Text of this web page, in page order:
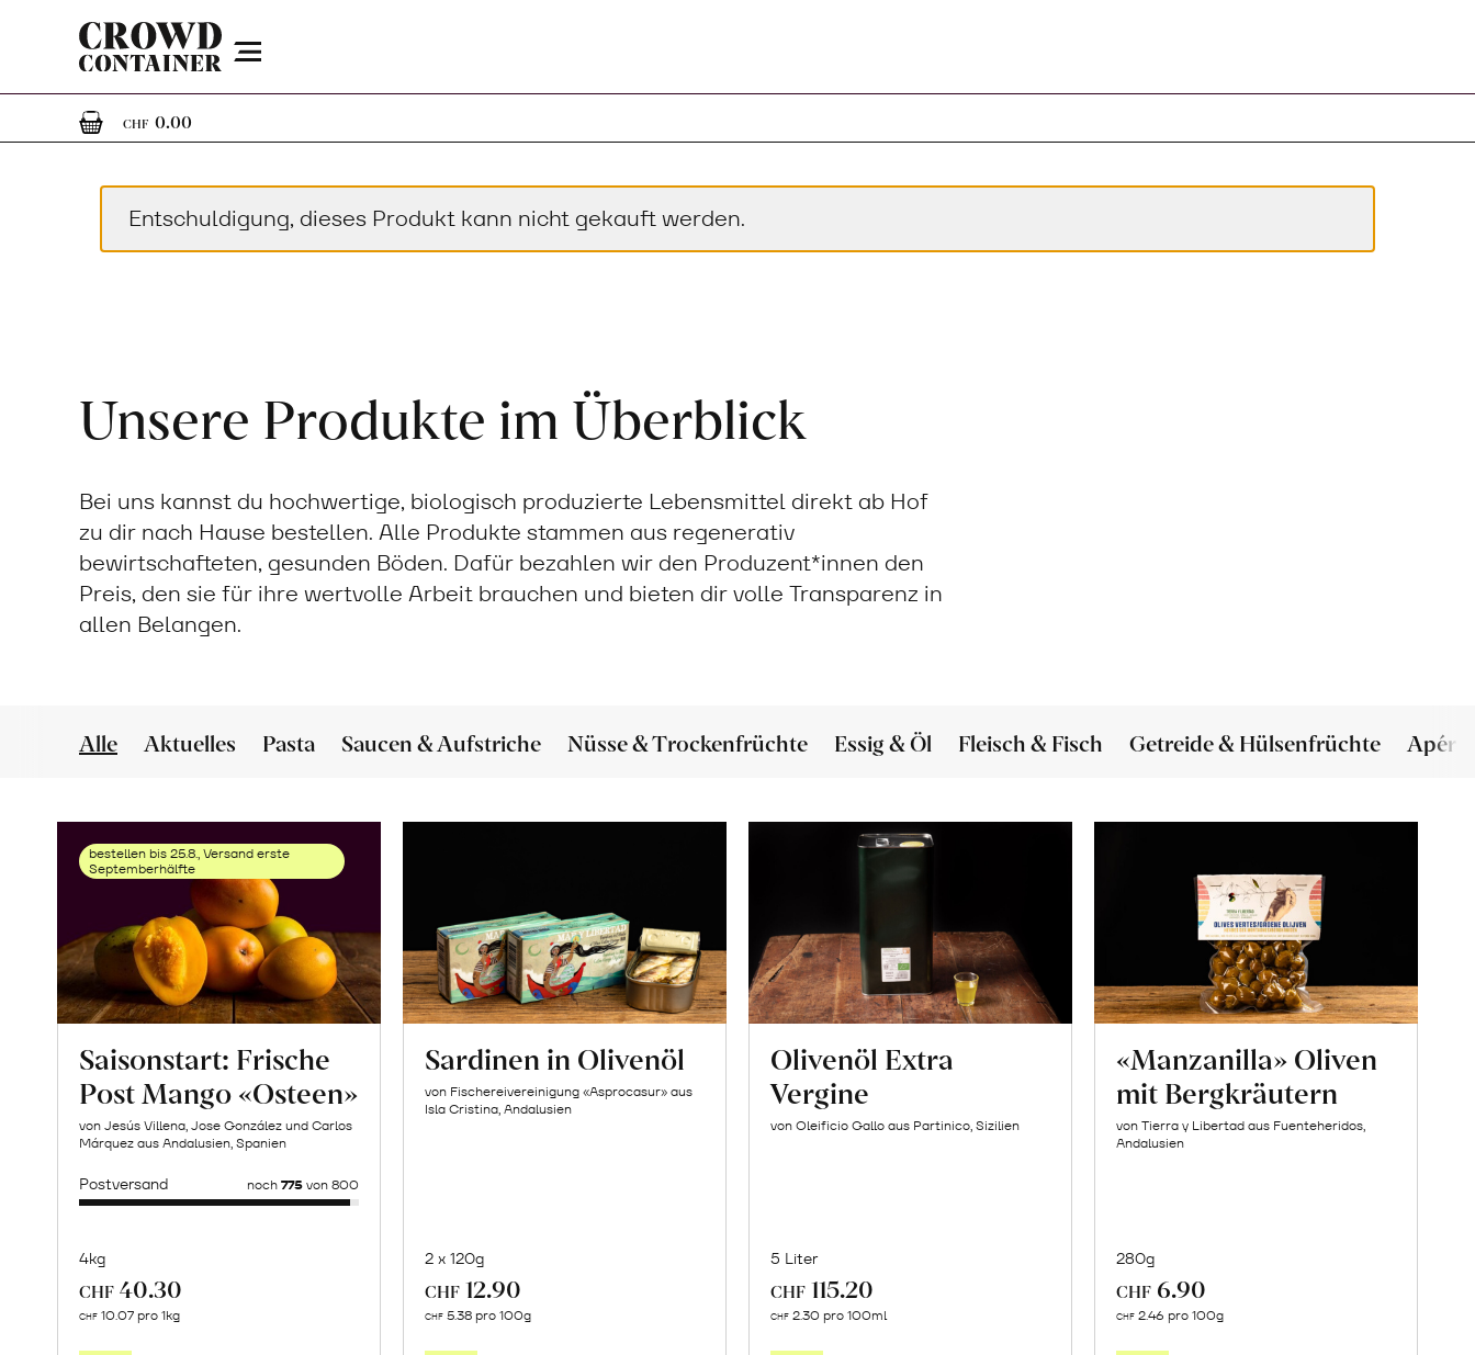
Menu
CHF 0.000 Artikel im Warenkorb
Entschuldigung, dieses Produkt kann nicht gekauft werden.
Unsere Produkte im Überblick
Bei uns kannst du hochwertige, biologisch produzierte Lebensmittel direkt ab Hof
zu dir nach Hause bestellen. Alle Produkte stammen aus regenerativ
bewirtschafteten, gesunden Böden. Dafür bezahlen wir den Produzent*innen den
Preis, den sie für ihre wertvolle Arbeit brauchen und bieten dir volle Transparenz in
allen Belangen.
Alle Aktuelles Pasta Saucen & Aufstriche Nüsse & Trockenfrüchte Essig & Öl Fleisch & Fisch Getreide & Hülsenfrüchte Apéro
bestellen bis 25.8., Versand erste
Septemberhälfte
Saisonstart: Frische
Post Mango «Osteen»
von Jesús Villena, Jose González und Carlos
Márquez aus Andalusien, Spanien
Postversand noch 775von 800
4kg
CHF 40.30
CHF 10.07 pro 1kg
Sardinen in Olivenöl
von Fischereivereinigung «Asprocasur» aus
Isla Cristina, Andalusien
2 x 120g
CHF 12.90
CHF 5.38 pro 100g
Olivenöl Extra
Vergine
von Oleificio Gallo aus Partinico, Sizilien
5 Liter
CHF 115.20
CHF 2.30 pro 100ml
«Manzanilla» Oliven
mit Bergkräutern
von Tierra y Libertad aus Fuenteheridos,
Andalusien
280g
CHF 6.90
CHF 2.46 pro 100g